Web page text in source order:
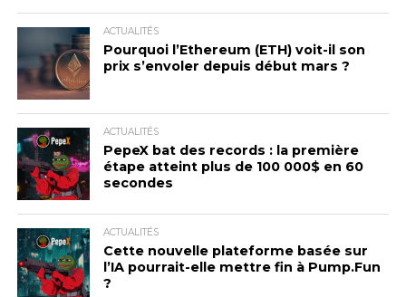
ACTUALITÉS
Pourquoi l’Ethereum (ETH) voit-il son
prix s’envoler depuis début mars ?
ACTUALITÉS
PepeX bat des records : la première
étape atteint plus de 100 000$ en 60
secondes
ACTUALITÉS
Cette nouvelle plateforme basée sur
l’IA pourrait-elle mettre fin à Pump.Fun
?